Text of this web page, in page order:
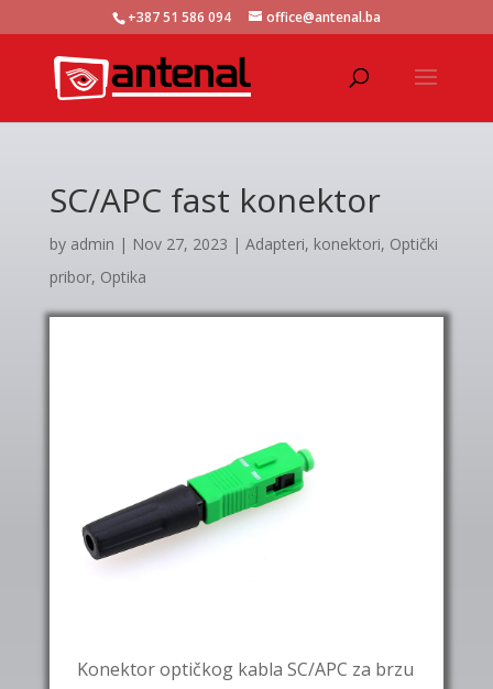
+387 51 586 094 office@antenal.ba
SC/APC fast konektor
by admin | Nov 27, 2023 | Adapteri, konektori, Optički
pribor, Optika
Konektor optičkog kabla SC/APC za brzu